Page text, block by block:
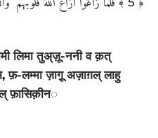
लिमा तुअ्ज़ू-ननी व क़त्
फ़-लम्मा ज़ागू़ अज़ाग़ल् लाहु
फ़ासिक़ीन◌